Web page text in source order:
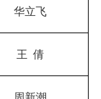
华立飞
王 倩